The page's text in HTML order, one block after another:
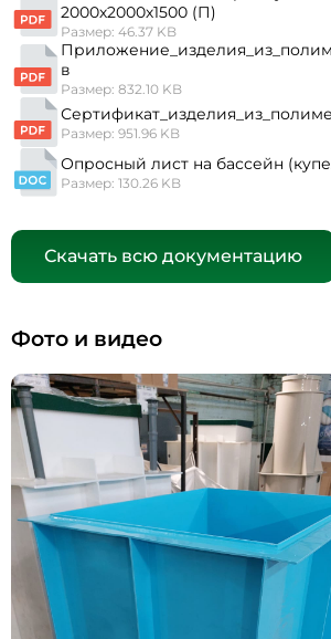
2000х2000х1500 (П)
Размер: 46.37 KB
в
Размер: 832.10 KB
Размер: 951.96 KB
Опросный лист на бассейн
Размер: 130.26 KB
Скачать всю документацию
Фото и видео